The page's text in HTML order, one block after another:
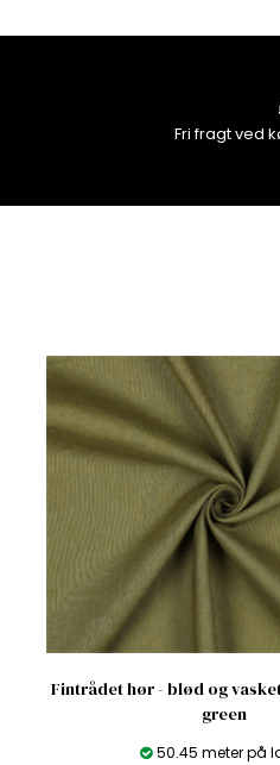
Fri fragt ved
Fintrådet hør - blød og
green
50.45 meter på